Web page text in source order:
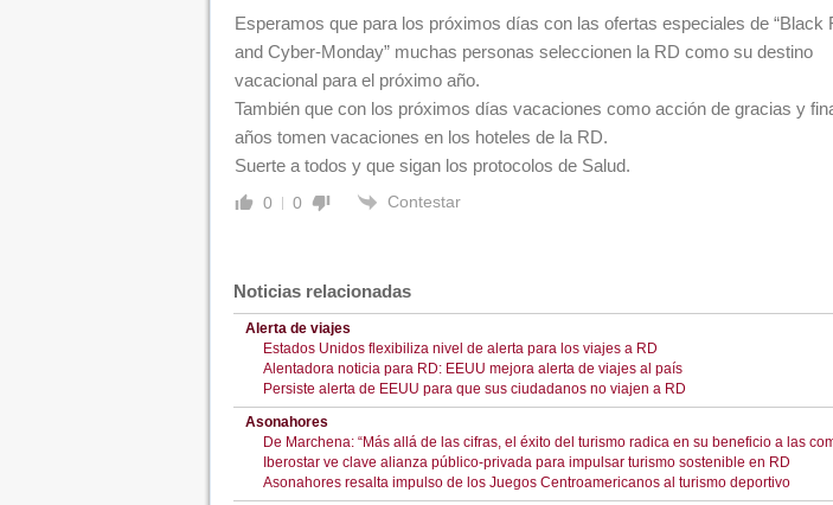
Esperamos que para los próximos días con las ofertas especiales de “Black
and Cyber-Monday” muchas personas seleccionen la RD como su destino
vacacional para el próximo año.
También que con los próximos días vacaciones como acción de gracias y
años tomen vacaciones en los hoteles de la RD.
Suerte a todos y que sigan los protocolos de Salud.
0 0 Contestar
Noticias relacionadas
Alerta de viajes
Estados Unidos flexibiliza nivel de alerta para los viajes a RD
Alentadora noticia para RD: EEUU mejora alerta de viajes al país
Persiste alerta de EEUU para que sus ciudadanos no viajen a RD
Asonahores
De Marchena: “Más allá de las cifras, el éxito del turismo radica en su beneficio a las
Iberostar ve clave alianza público-privada para impulsar turismo sostenible en RD
Asonahores resalta impulso de los Juegos Centroamericanos al turismo deportivo